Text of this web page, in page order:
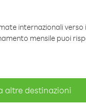
internazionali verso
mensile puoi
altre destinazioni